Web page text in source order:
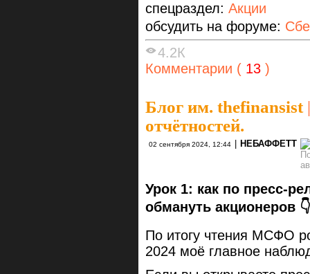
спецраздел: Акции
обсудить на форуме:
4.2К
Комментарии ( 13 )
Блог им. thefinansist|
отчётностей.
02 сентября 2024, 12:44 НЕБАФФЕТТ
Урок 1: как по пресс-
обмануть акционеров 👇
По итогу чтения МСФО
2024 моё главное